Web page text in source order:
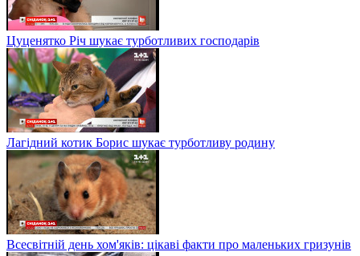
Цуценятко Річ шукає турботливих господарів
Лагідний котик Борис шукає турботливу родину
Всесвітній день хом'яків: цікаві факти про маленьких гризунів